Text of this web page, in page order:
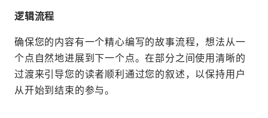
逻辑流程
确保您的内容有一个精心编写的故事流程，想法从一
个点自然地进展到下一个点。在部分之间使用清晰的
过渡来引导您的读者顺利通过您的叙述，以保持用户
从开始到结束的参与。